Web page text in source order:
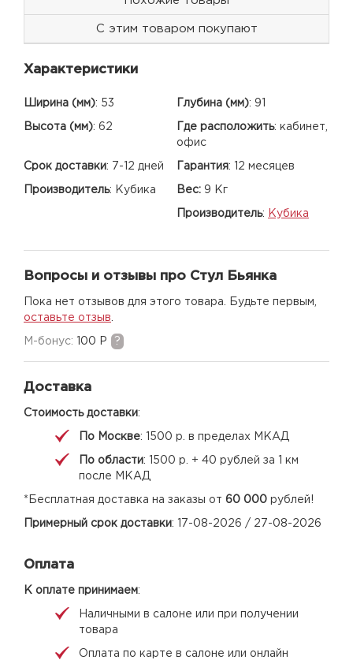
С этим товаром покупают
Характеристики
Ширина (мм): 53 Глубина (мм): 91
Высота (мм): 62 Где расположить: кабинет,
офис
Срок доставки: 7-12 дней Гарантия: 12 месяцев
Производитель: Кубика Вес: 9 Кг
Производитель: Кубика
Вопросы и отзывы про Стул Бьянка
Пока нет отзывов для этого товара. Будьте первым,
оставьте отзыв
M-бонус: 100 Р ?
Доставка
Стоимость доставки:
По Москве: 1500 р. в пределах МКАД
По области: 1500 р. + 40 рублей за 1 км
после МКАД
*Бесплатная доставка на заказы от 60 000 рублей!
Примерный срок доставки: 17-08-2026 / 27-08-2026
Оплата
К оплате принимаем:
Наличными в салоне или при получении
товара
Оплата по карте в салоне или онлайн